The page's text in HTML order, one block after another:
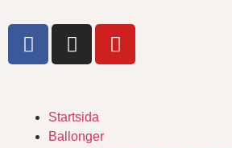
Startsida
Ballonger